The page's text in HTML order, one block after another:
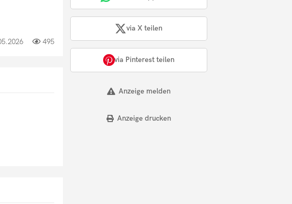
495
via X teilen
via Pinterest teilen
Anzeige melden
Anzeige drucken